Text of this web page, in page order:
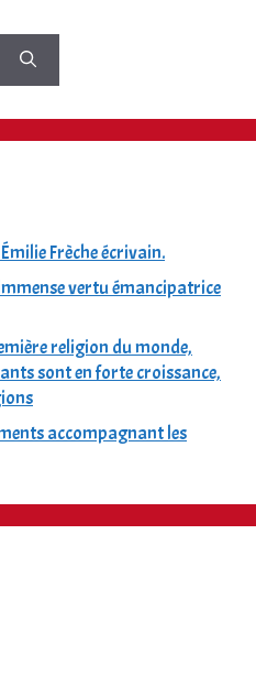
Frèche écrivain.
vertu émancipatrice
religion du monde,
sont en forte croissance,
accompagnant les